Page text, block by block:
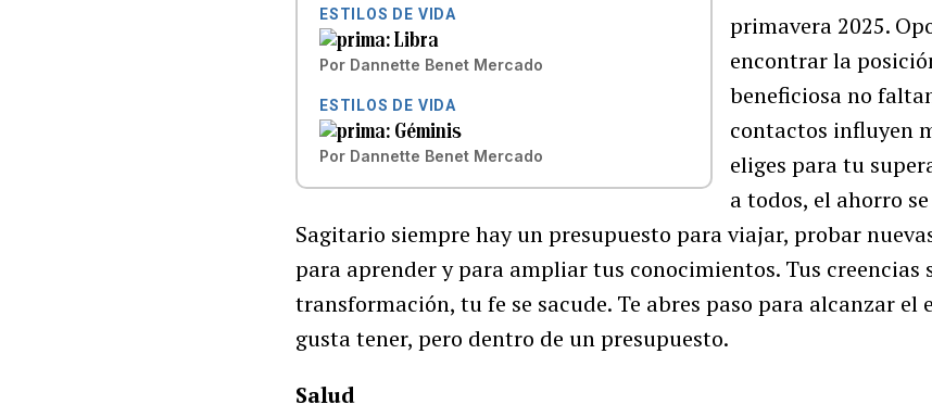
ESTILOS DE VIDA
Libra
Por Dannette Benet Mercado
ESTILOS DE VIDA
Géminis
Por Dannette Benet Mercado
primavera 2025.
encontrar la
beneficiosa no
contactos influyen
eliges para tu
a todos, el ahorro
Sagitario siempre hay un presupuesto para viajar, probar
para aprender y para ampliar tus conocimientos. Tus creencias
transformación, tu fe se sacude. Te abres paso para alcanzar el
gusta tener, pero dentro de un presupuesto.
Salud